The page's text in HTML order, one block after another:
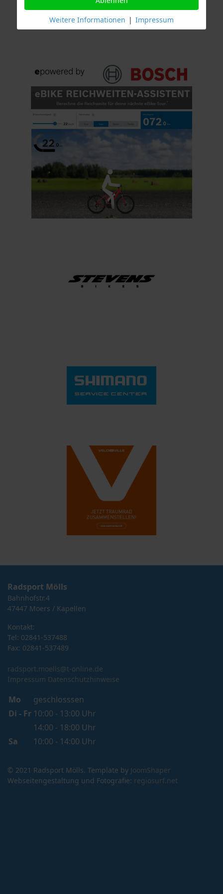
Radsport Mölls
Bahnhofstr.4
47447 Moers / Kapellen
Kontakt:
Tel: 02841-537488
Fax: 02841-537489
radsport.moells@t-online.de
Impressum Datenschutzhinweise
Mo
geschlosssen
Di - Fr 10:00 - 13:00 Uhr
14:00 - 18:00 Uhr
Sa
10:00 - 14:00 Uhr
© 2021 Radsport Mölls. Template by JoomShaper
Webseitengestaltung und Fotografie: regiosurf.net
Weitere Informationen | Impressum